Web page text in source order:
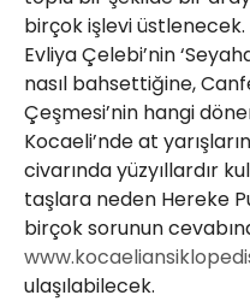
birçok işlevi üstlenecek.
Evliya Çelebi’nin
nasıl bahsettiğine,
Çeşmesi’nin hangi
Kocaeli’nde at
civarında yüzyıllardır
taşlara neden Hereke
birçok sorunun
ulaşılabilecek.